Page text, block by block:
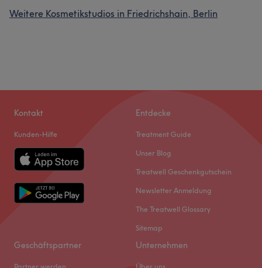
Weitere Kosmetikstudios in Friedrichshain, Berlin
Kontakt
Kunden-Hilfe
Entdecke
Treatment Guide
Unser Blog
Treatwell Geschenkgutschein
Newsletter Anmeldung
The Treatwell Glossary
Sitemap
Geschäftspartner Unternehmen